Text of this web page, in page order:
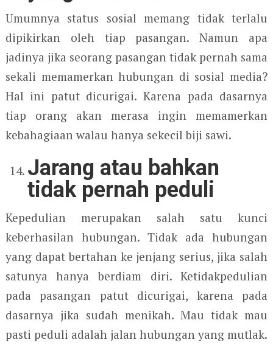
Umumnya status sosial memang tidak terlalu
dipikirkan oleh tiap pasangan. Namun apa
jadinya jika seorang pasangan tidak pernah sama
sekali memamerkan hubungan di sosial media?
Hal ini patut dicurigai. Karena pada dasarnya
tiap orang akan merasa ingin memamerkan
kebahagiaan walau hanya sekecil biji sawi.
Jarang atau bahkan
tidak pernah peduli
Kepedulian merupakan salah satu kunci
keberhasilan hubungan. Tidak ada hubungan
yang dapat bertahan ke jenjang serius, jika salah
satunya hanya berdiam diri. Ketidakpedulian
pada pasangan patut dicurigai, karena pada
dasarnya jika sudah menikah. Mau tidak mau
pasti peduli adalah jalan hubungan yang mutlak.